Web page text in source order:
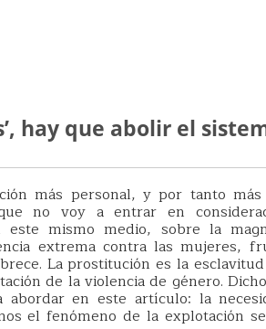
hay que abolir el
más personal, y por tanto
no voy a entrar en
este mismo medio, sobre la
extrema contra las mujeres,
La prostitución es la
de la violencia de género.
en este artículo: la
el fenómeno de la explotación